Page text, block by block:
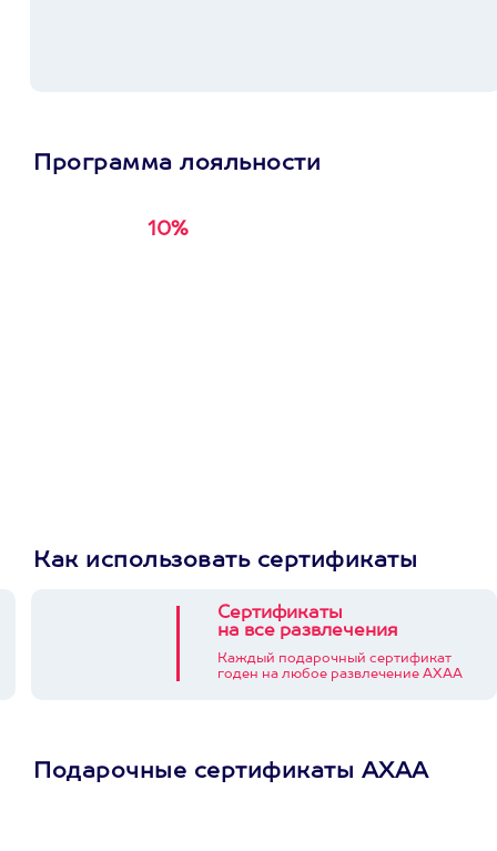
Программа лояльности
10%
Как использовать сертификаты
Сертификаты
на все развлечения
Каждый подарочный сертификат
годен на любое развлечение АХАА
Подарочные сертификаты АХАА